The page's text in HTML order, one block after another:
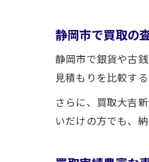
静岡市で買取の
静岡市で銀貨や古
見積もりを比較す
さらに、買取大吉
いだけの方でも、